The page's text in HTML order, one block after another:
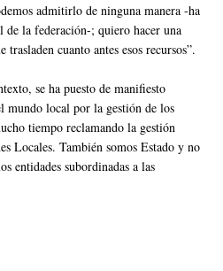
admitirlo de ninguna manera -ha
de la federación-; quiero hacer una
cuanto antes esos recursos”.
se ha puesto de manifiesto
mundo local por la gestión de los
tiempo reclamando la gestión
Locales. También somos Estado y no
entidades subordinadas a las